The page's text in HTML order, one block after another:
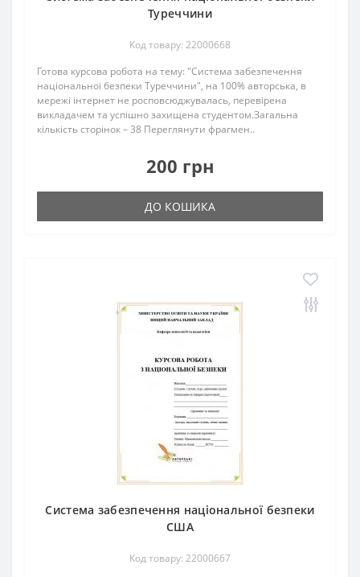
Туреччини
Код товару: 22000668
Готова курсова робота на тему: "Система забезпечення
національної безпеки Туреччини", на 100% авторська, в
мережі інтернет не росповсюджувалась, перевірена
викладачем та успішно захищена студентом.Загальна
кількість сторінок – 38 Переглянути фрагмен..
200 грн
ДО КОШИКА
Система забезпечення національної безпеки
США
Код товару: 22000667